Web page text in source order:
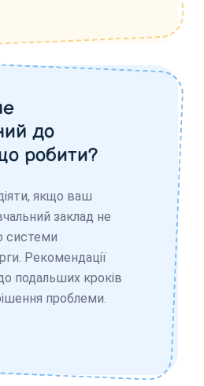
до
робити?
якщо ваш
заклад не
системи
Рекомендації
подальших кроків
проблеми.